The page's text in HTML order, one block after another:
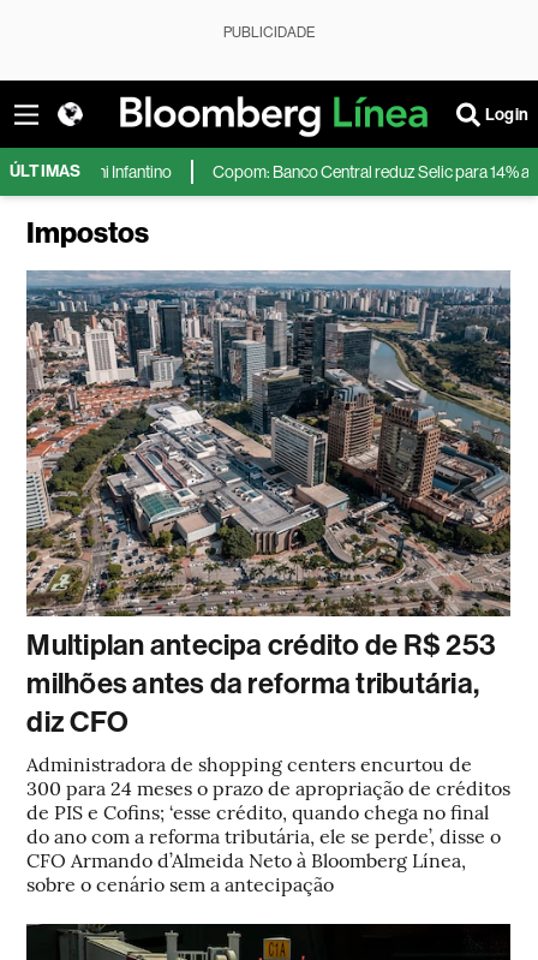
PUBLICIDADE
Login
ÚLTIMAS Copom: Banco Central reduz Selic para 14% ao ano após
Impostos
Multiplan antecipa crédito de R$ 253
milhões antes da reforma tributária,
diz CFO
Administradora de shopping centers encurtou de
300 para 24 meses o prazo de apropriação de créditos
de PIS e Cofins; ‘esse crédito, quando chega no final
do ano com a reforma tributária, ele se perde’, disse o
CFO Armando d’Almeida Neto à Bloomberg Línea,
sobre o cenário sem a antecipação